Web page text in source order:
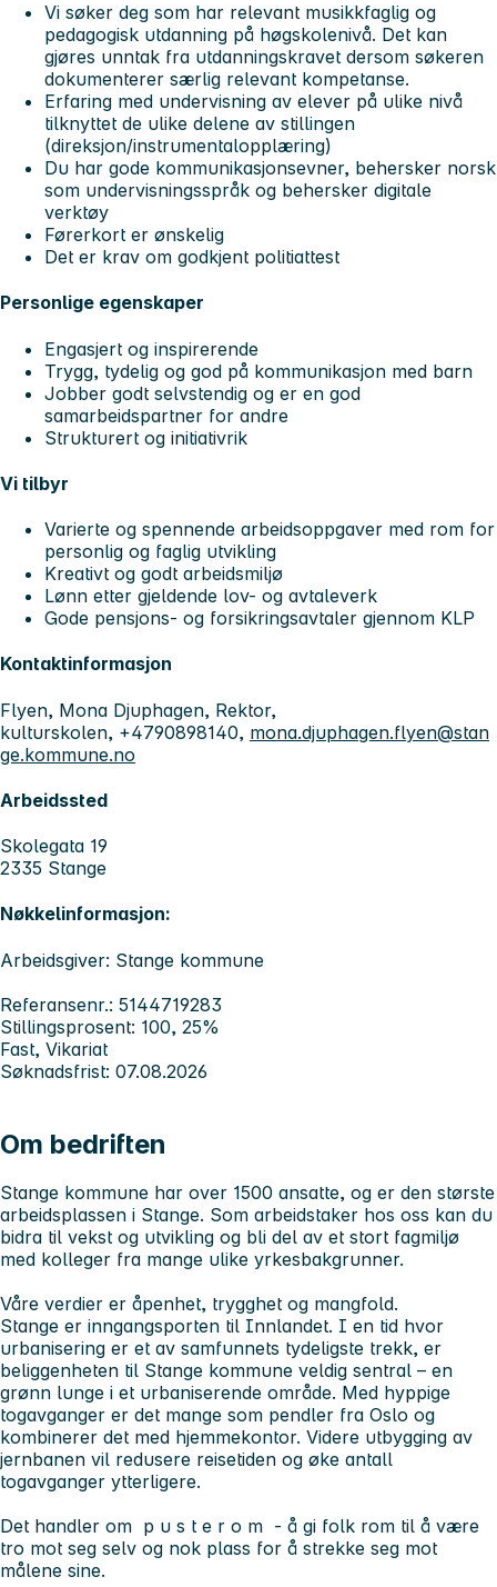
Vi søker deg som har relevant musikkfaglig og
pedagogisk utdanning på høgskolenivå. Det kan
gjøres unntak fra utdanningskravet dersom søkeren
dokumenterer særlig relevant kompetanse.
Erfaring med undervisning av elever på ulike nivå
tilknyttet de ulike delene av stillingen
(direksjon/instrumentalopplæring)
Du har gode kommunikasjonsevner, behersker norsk
som undervisningsspråk og behersker digitale
verktøy
Førerkort er ønskelig
Det er krav om godkjent politiattest
Personlige egenskaper
Engasjert og inspirerende
Trygg, tydelig og god på kommunikasjon med barn
Jobber godt selvstendig og er en god
samarbeidspartner for andre
Strukturert og initiativrik
Vi tilbyr
Varierte og spennende arbeidsoppgaver med rom for
personlig og faglig utvikling
Kreativt og godt arbeidsmiljø
Lønn etter gjeldende lov- og avtaleverk
Gode pensjons- og forsikringsavtaler gjennom KLP
Kontaktinformasjon
Flyen, Mona Djuphagen, Rektor,
kulturskolen, +4790898140, mona.djuphagen.flyen@stan
ge.kommune.no
Arbeidssted
Skolegata 19
2335 Stange
Nøkkelinformasjon:
Arbeidsgiver: Stange kommune
Referansenr.: 5144719283
Stillingsprosent: 100, 25%
Fast, Vikariat
Søknadsfrist: 07.08.2026
Om bedriften
Stange kommune har over 1500 ansatte, og er den største
arbeidsplassen i Stange. Som arbeidstaker hos oss kan du
bidra til vekst og utvikling og bli del av et stort fagmiljø
med kolleger fra mange ulike yrkesbakgrunner.
Våre verdier er åpenhet, trygghet og mangfold.
Stange er inngangsporten til Innlandet. I en tid hvor
urbanisering er et av samfunnets tydeligste trekk, er
beliggenheten til Stange kommune veldig sentral – en
grønn lunge i et urbaniserende område. Med hyppige
togavganger er det mange som pendler fra Oslo og
kombinerer det med hjemmekontor. Videre utbygging av
jernbanen vil redusere reisetiden og øke antall
togavganger ytterligere.
Det handler om p u s t e r o m - å gi folk rom til å være
tro mot seg selv og nok plass for å strekke seg mot
målene sine.